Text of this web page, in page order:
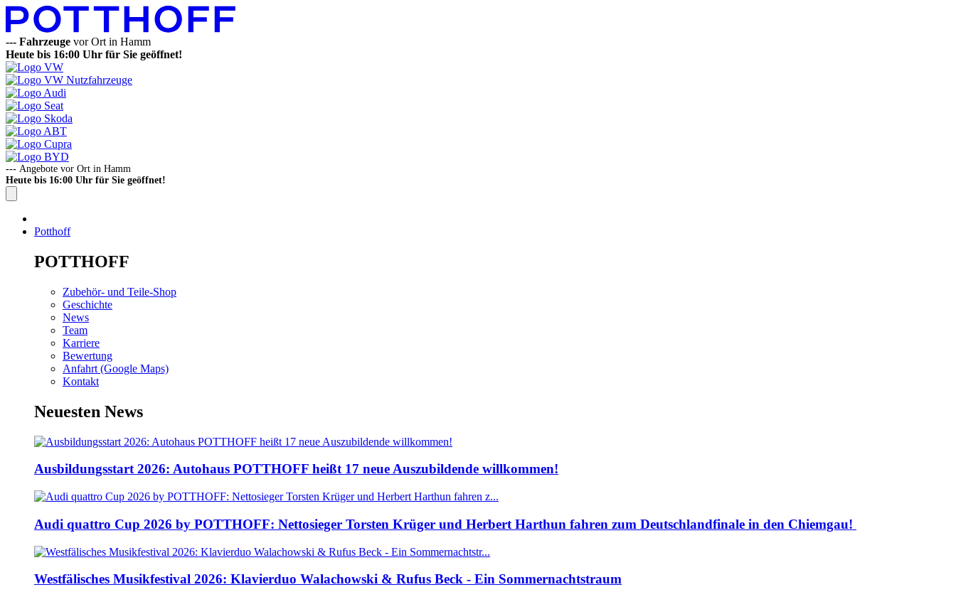
--- Fahrzeuge vor Ort in Hamm
Heute bis 16:00 Uhr für Sie geöffnet!
--- Angebote vor Ort in Hamm
Heute bis 16:00 Uhr für Sie geöffnet!
Potthoff
POTTHOFF
Zubehör- und Teile-Shop
Geschichte
News
Team
Karriere
Bewertung
Anfahrt (Google Maps)
Kontakt
Neuesten News
Ausbildungsstart 2026: Autohaus POTTHOFF heißt 17 neue Auszubildende willkommen!
Audi quattro Cup 2026 by POTTHOFF: Nettosieger Torsten Krüger und Herbert Harthun fahren zum Deutschlandfinale in den Chiemgau!
Westfälisches Musikfestival 2026: Klavierduo Walachowski & Rufus Beck - Ein Sommernachtstraum